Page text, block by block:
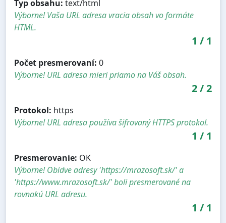
Typ obsahu: text/html
Výborne! Vaša URL adresa vracia obsah vo formáte
HTML.
1 / 1
Počet presmerovaní: 0
Výborne! URL adresa mieri priamo na Váš obsah.
2/2
Protokol: https
Výborne! URL adresa používa šifrovaný HTTPS protokol.
1 / 1
Presmerovanie: OK
Výborne! Obidve adresy 'https://mrazosoft.sk/' a
'https://www.mrazosoft.sk/' boli presmerované na
rovnakú URL adresu.
1 / 1